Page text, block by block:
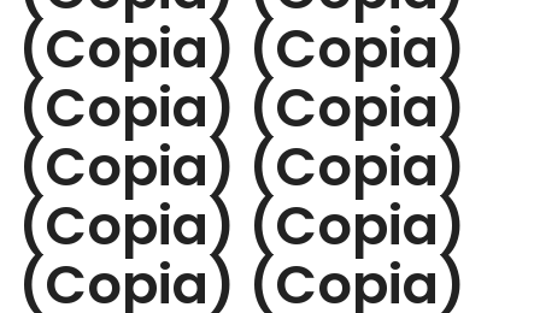
(Copia) (Copia)
(Copia) (Copia)
(Copia) (Copia)
(Copia) (Copia)
(Copia) (Copia)